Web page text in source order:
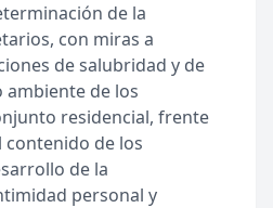
de la
con miras a
de salubridad y de
de los
residencial, frente
contenido de los
de la
personal y